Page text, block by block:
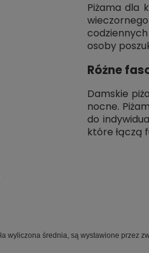
Piżama dla
wieczornego
osoby
Różne
Damskie
nocne.
do
które łączą
wyliczona średnia, są wystawione przez